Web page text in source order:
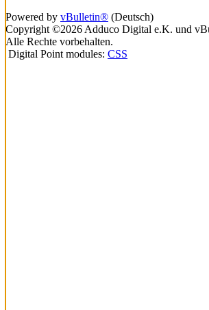
Powered by vBulletin® (Deutsch)
Copyright ©2026 Adduco Digital e.K. und
Alle Rechte vorbehalten.
Digital Point modules: CSS